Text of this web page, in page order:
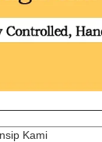
Kami